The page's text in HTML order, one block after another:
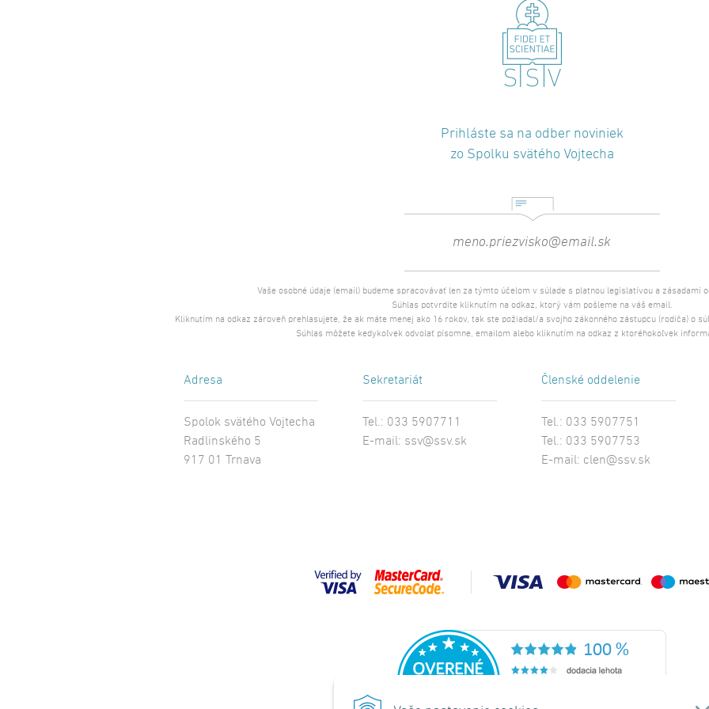
O autoroch
JORGE MARIO BERGOGLIO
Ježišovej ako novic vo veku 21 rokov. Za
biskupom v Buenos Aires sa stal v roku
13. marca 2013 a prijal meno František. V
Františka vyšli v Spolku svätého Vojtecha
(2018).
MARCO POZZA(Calvene 1979) je katolícky
kaplán v Padove. Píše pre rôzne časopisy a
vášnivý športovec a maratónsky bežec je
prácu s mládežou a novými formami
meste Padova.
https://www.lumen.sk/archiv-play/105815
Prihláste sa na odber noviniek
zo Spolku svätého Vojtecha
Vaše osobné údaje (email) budeme spracovávať len za týmto účelom v súlade s platnou legislatívou a zásadami
Súhlas potvrdíte kliknutím na odkaz, ktorý vám pošleme na váš email.
Kliknutím na odkaz zároveň prehlasujete, že ak máte menej ako 16 rokov, tak ste požiadal/a svojho zákonného zástupcu (rodiča) o
Súhlas môžete kedykoľvek odvolať písomne, emailom alebo kliknutím na odkaz z ktoréhokoľvek
Adresa
Spolok svätého Vojtecha
Radlinského 5
917 01 Trnava
Sekretariát
Tel.: 033 5907711
E-mail: ssv@ssv.sk
Členské oddelenie
Tel.: 033 5907751
Tel.: 033 5907753
E-mail: clen@ssv.sk